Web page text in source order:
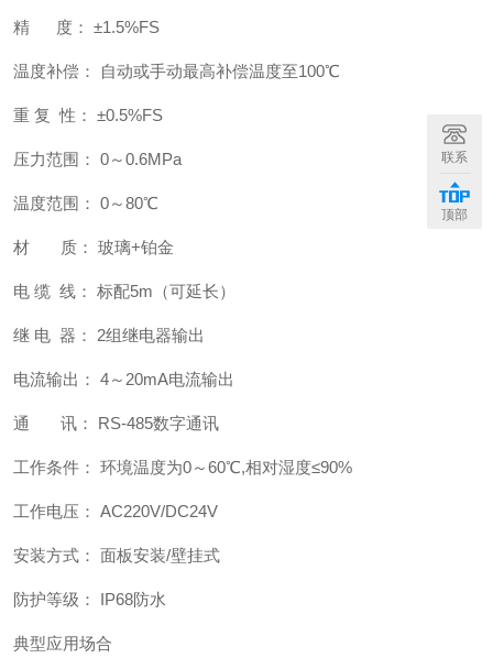
精 度： ±1.5%FS
温度补偿： 自动或手动最高补偿温度至100℃
重 复 性： ±0.5%FS
压力范围： 0～0.6MPa
温度范围： 0～80℃
材 质： 玻璃+铂金
电 缆 线： 标配5m（可延长）
继 电 器： 2组继电器输出
电流输出： 4～20mA电流输出
通 讯： RS-485数字通讯
工作条件： 环境温度为0～60℃,相对湿度≤90%
工作电压： AC220V/DC24V
安装方式： 面板安装/壁挂式
防护等级： IP68防水
典型应用场合
联系
顶部